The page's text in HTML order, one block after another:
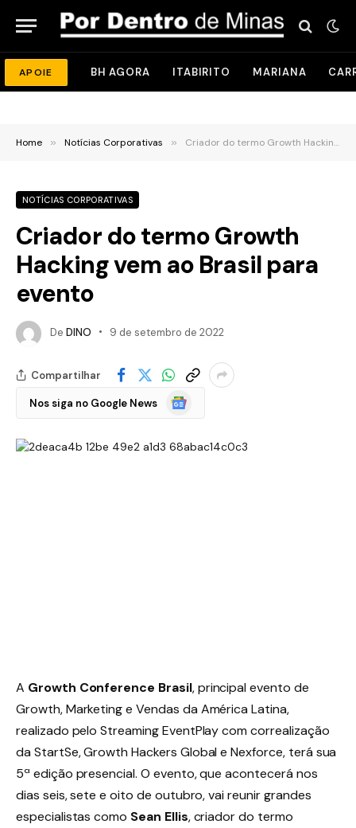
APOIE BH AGORA ITABIRITO MARIANA
Home » Notícias Corporativas » Criador do termo Growth Hacking vem ao Brasil para evento
NOTÍCIAS CORPORATIVAS
Criador do termo Growth
Hacking vem ao Brasil para
evento
De DINO 9 de setembro de 2022
Compartilhar
Nos siga no Google News
Google
Notícias
A Growth Conference Brasil, principal evento de
Growth, Marketing e Vendas da América Latina,
realizado pelo Streaming EventPlay com correalização
da StartSe, Growth Hackers Global e Nexforce, terá sua
5ª edição presencial. O evento, que acontecerá nos
dias seis, sete e oito de outubro, vai reunir grandes
especialistas como Sean Ellis, criador do termo